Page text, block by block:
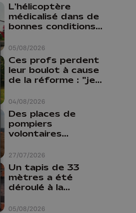
05/08/2026
L'hélicoptère
médicalisé dans de
bonnes conditions à
04/08/2026
Ces profs perdent
leur boulot à cause
de la réforme : "je
comme prof que
comme
pharmacienne"
27/07/2026
Des places de
pompiers
volontaires
province de Liège :
"Un citoyen qui
n'est formé ne
peut pas nous
aider"
05/08/2026
Un tapis de 33
mètres a été
déroulé à la
Liège